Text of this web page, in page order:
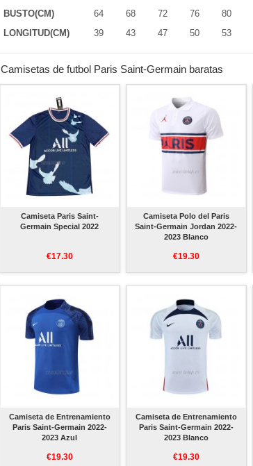
BUSTO(CM)
64 68 72 76 80
LONGITUD(CM)
39 43 47 50 53
Camisetas de futbol Paris Saint-Germain baratas
Camiseta Paris Saint-
Germain Special 2022
€17.30
Camiseta Polo del Paris
Saint-Germain Jordan 2022-
2023 Blanco
€19.30
Camiseta de Entrenamiento
Paris Saint-Germain 2022-
2023 Azul
€19.30
Camiseta de Entrenamiento
Paris Saint-Germain 2022-
2023 Blanco
€19.30